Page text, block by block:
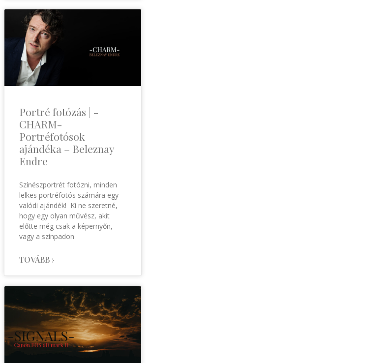
Portré fotózás | -
CHARM-
Portréfotósok
ajándéka – Beleznay
Endre
Színészportrét fotózni, minden
lelkes portréfotós számára egy
valódi ajándék! Ki ne szeretné,
hogy egy olyan művész, akit
előtte még csak a képernyőn,
vagy a színpadon
TOVÁBB ›